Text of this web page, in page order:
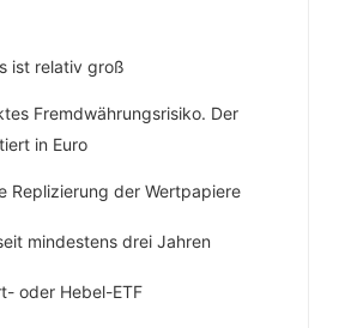
ist relativ groß
Fremdwährungsrisiko. Der
in Euro
Replizierung der Wertpapiere
mindestens drei Jahren
oder Hebel-ETF